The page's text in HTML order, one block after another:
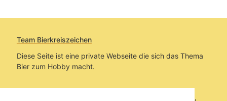
Team Bierkreiszeichen
Diese Seite ist eine private Webseite die sich das Thema
Bier zum Hobby macht.